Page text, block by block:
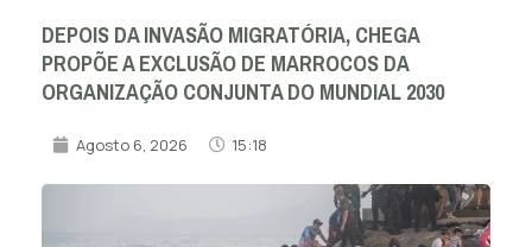
DEPOIS DA INVASÃO MIGRATÓRIA, CHEGA
PROPÕE A EXCLUSÃO DE MARROCOS DA
ORGANIZAÇÃO CONJUNTA DO MUNDIAL 2030
Agosto 6, 2026 15:18